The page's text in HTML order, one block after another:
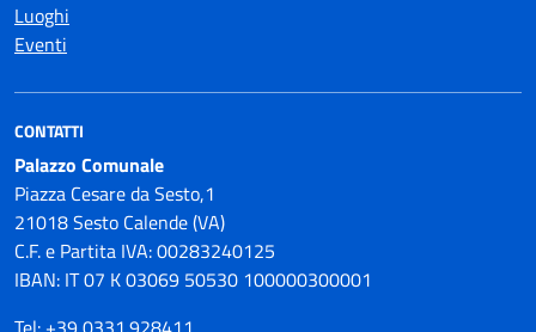
Luoghi
Eventi
CONTATTI
Palazzo Comunale
Piazza Cesare da Sesto,1
21018 Sesto Calende (VA)
C.F. e Partita IVA: 00283240125
IBAN: IT 07 K 03069 50530 100000300001